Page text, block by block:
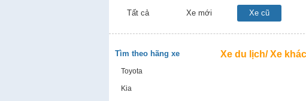
Tất cả Xe mới Xe cũ
Tìm theo hãng xe
Toyota
Kia
Xe du lịch/ Xe